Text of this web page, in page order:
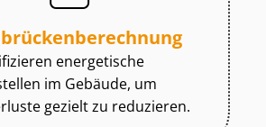
energetische
im Gebäude, um
gezielt zu reduzieren.